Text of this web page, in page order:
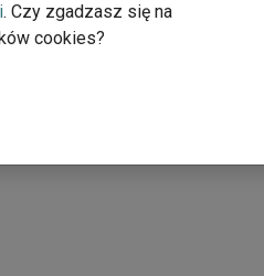
. Czy zgadzasz się na
cookies?